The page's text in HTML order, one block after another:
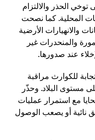
الحذر والالتزام
المحلية. كما نصحت
والانهيارات الأرضية
والمنحدرات غير
عند صدورها.
للكوارث مراقبة
مستوى البلاد. وحذّر
مع استمرار عمليات
نائية أو يصعب الوصول